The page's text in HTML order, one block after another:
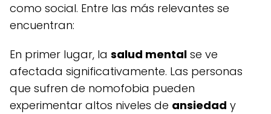
como social. Entre las más relevantes se
encuentran:
En primer lugar, la salud mental se ve
afectada significativamente. Las personas
que sufren de nomofobia pueden
experimentar altos niveles de ansiedad y